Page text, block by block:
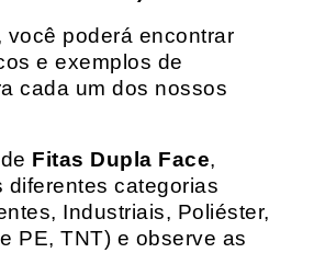
você poderá encontrar
e exemplos de
cada um dos nossos
Fitas Dupla Face,
diferentes categorias
Industriais, Poliéster,
PE, TNT) e observe as